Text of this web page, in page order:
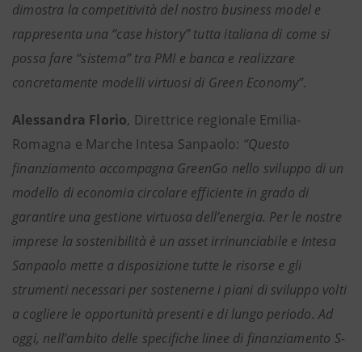
dimostra la competitività del nostro business model e
rappresenta una “case history” tutta italiana di come si
possa fare “sistema” tra PMI e banca e realizzare
concretamente modelli virtuosi di Green Economy”.
Alessandra Florio, Direttrice regionale Emilia-
Romagna e Marche Intesa Sanpaolo: “Questo
finanziamento accompagna GreenGo nello sviluppo di un
modello di economia circolare efficiente in grado di
garantire una gestione virtuosa dell’energia. Per le nostre
imprese la sostenibilità è un asset irrinunciabile e Intesa
Sanpaolo mette a disposizione tutte le risorse e gli
strumenti necessari per sostenerne i piani di sviluppo volti
a cogliere le opportunità presenti e di lungo periodo. Ad
oggi, nell’ambito delle specifiche linee di finanziamento S-